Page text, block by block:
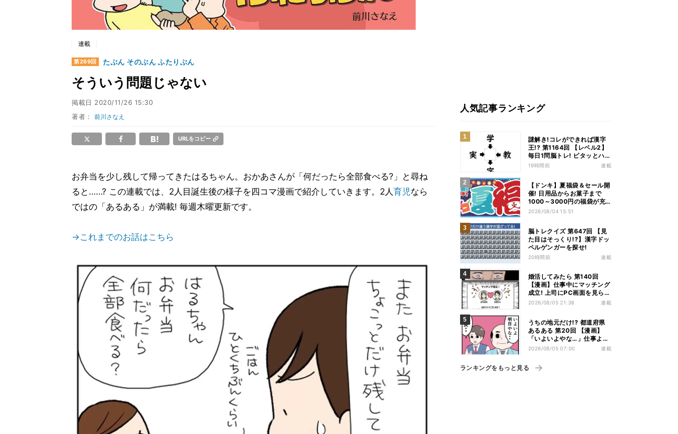
連載
第269回 たぶん そのぶん ふたりぶん
そういう問題じゃない
掲載日 2020/11/26 15:30
著者：前川さなえ
URLをコピー
お弁当を少し残して帰ってきたはるちゃん。おかあさんが「何だったら全部食べる?」と尋ね
ると……? この連載では、2人目誕生後の様子を四コマ漫画で紹介していきます。2人育児なら
ではの「あるある」が満載! 毎週木曜更新です。
→これまでのお話はこちら
人気記事ランキング
謎解き!コレができれば漢字
王!? 第1164回 【レベル2】
毎日1問脳トレ! ピタッとハマ
る漢字はどれだ?
19時間前 連載
【ドンキ】夏福袋＆セール開
催! 日用品からお菓子まで
1000～3000円の福袋が充
実、家電やアパレルなど人気
2026/08/04 15:51
脳トレクイズ 第647回 【見
た目はそっくり!?】漢字ドッ
ペルゲンガーを探せ!
20時間前 連載
婚活してみたら 第140回
【漫画】仕事中にマッチング
成立! 上司にPC画面を見られ
た結果…
2026/08/05 21:38 連載
うちの地元だけ!? 都道府県
あるある 第20回 【漫画】
「いよいよやな…」仕事より
優先は当然!? 兵庫県民の“祭
2026/08/05 07:00 連載
ランキングをもっと見る